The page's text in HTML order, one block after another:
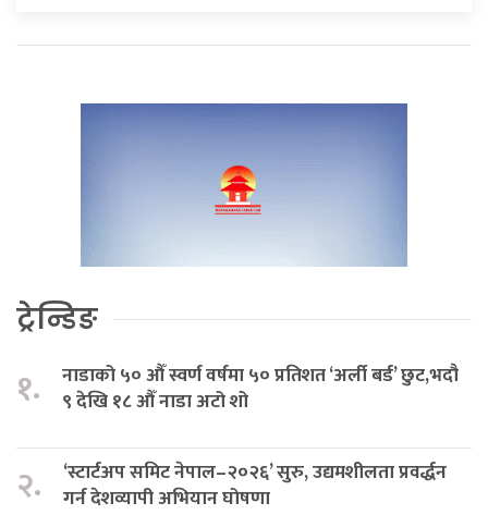
ट्रेन्डिङ
१.
नाडाको ५० औँ स्वर्ण वर्षमा ५० प्रतिशत ‘अर्ली बर्ड’ छुट,भदौ
९ देखि १८ औँ नाडा अटो शो
२.
‘स्टार्टअप समिट नेपाल–२०२६’ सुरु, उद्यमशीलता प्रवर्द्धन
गर्न देशव्यापी अभियान घोषणा